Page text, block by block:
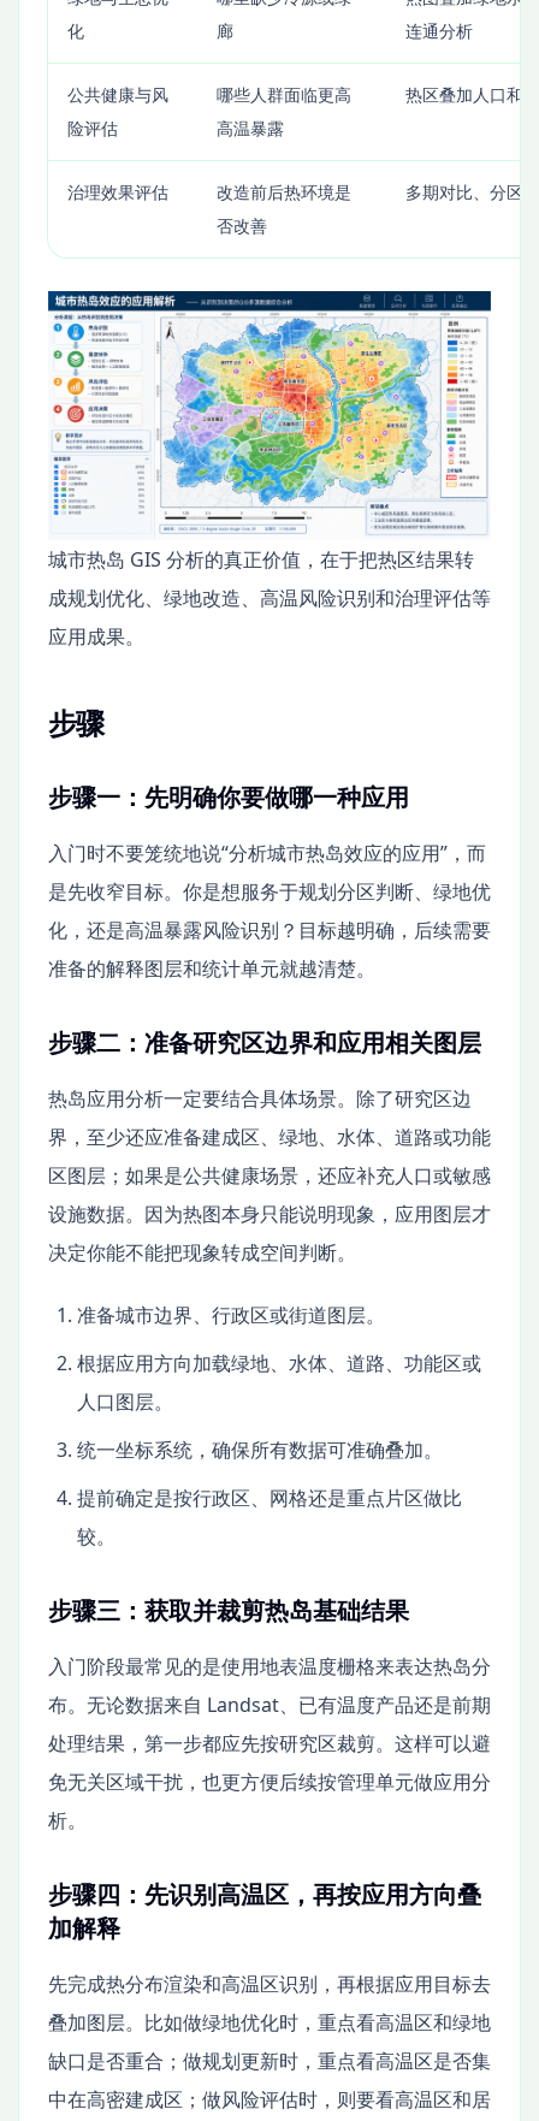
化
廊
连通分析
公共健康与风
险评估
哪些人群面临更高
高温暴露
热区叠加人口和
治理效果评估
改造前后热环境是
否改善
多期对比、分区
城市热岛 GIS 分析的真正价值，在于把热区结果转
成规划优化、绿地改造、高温风险识别和治理评估等
应用成果。
步骤
步骤一：先明确你要做哪一种应用
入门时不要笼统地说“分析城市热岛效应的应用”，而
是先收窄目标。你是想服务于规划分区判断、绿地优
化，还是高温暴露风险识别？目标越明确，后续需要
准备的解释图层和统计单元就越清楚。
步骤二：准备研究区边界和应用相关图层
热岛应用分析一定要结合具体场景。除了研究区边
界，至少还应准备建成区、绿地、水体、道路或功能
区图层；如果是公共健康场景，还应补充人口或敏感
设施数据。因为热图本身只能说明现象，应用图层才
决定你能不能把现象转成空间判断。
准备城市边界、行政区或街道图层。
根据应用方向加载绿地、水体、道路、功能区或
人口图层。
统一坐标系统，确保所有数据可准确叠加。
提前确定是按行政区、网格还是重点片区做比
较。
步骤三：获取并裁剪热岛基础结果
入门阶段最常见的是使用地表温度栅格来表达热岛分
布。无论数据来自 Landsat、已有温度产品还是前期
处理结果，第一步都应先按研究区裁剪。这样可以避
免无关区域干扰，也更方便后续按管理单元做应用分
析。
步骤四：先识别高温区，再按应用方向叠
加解释
先完成热分布渲染和高温区识别，再根据应用目标去
叠加图层。比如做绿地优化时，重点看高温区和绿地
缺口是否重合；做规划更新时，重点看高温区是否集
中在高密建成区；做风险评估时，则要看高温区和居